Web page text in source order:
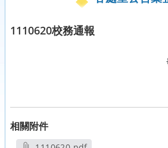
1110620校務通報
相關附件